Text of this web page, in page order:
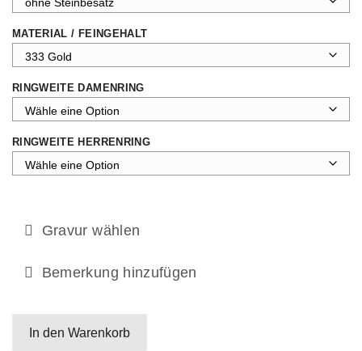
MATERIAL / FEINGEHALT
RINGWEITE DAMENRING
RINGWEITE HERRENRING
Gravur wählen
Bemerkung hinzufügen
In den Warenkorb